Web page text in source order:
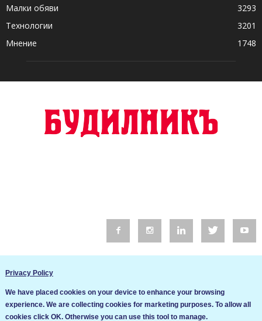
Малки обяви
3293
Технологии
3201
Мнение
1748
Общи условия
Privacy Policy
We have placed cookies on your device to enhance your browsing
experience. We are collecting cookies for marketing purposes. To allow all
cookies click OK. Otherwise you can use this tool to manage.
Ние използваме бисквитки за да подобрим услугите си. Ако